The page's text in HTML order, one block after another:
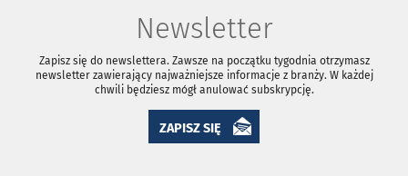
Newsletter
Zapisz się do newslettera. Zawsze na początku tygodnia otrzymasz
newsletter zawierający najważniejsze informacje z branży. W każdej
chwili będziesz mógł anulować subskrypcję.
ZAPISZ SIĘ